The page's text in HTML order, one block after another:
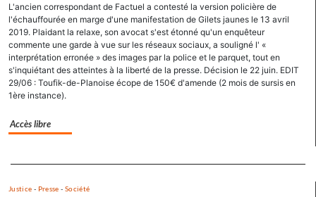
le
titre
»
dans
L'ancien correspondant de Factuel a contesté la version policière de
l'échauffourée en marge d'une manifestation de Gilets jaunes le 13 avril
2019. Plaidant la relaxe, son avocat s'est étonné qu'un enquêteur
commente une garde à vue sur les réseaux sociaux, a souligné l' «
interprétation erronée » des images par la police et le parquet, tout en
s'inquiétant des atteintes à la liberté de la presse. Décision le 22 juin. EDIT
29/06 : Toufik-de-Planoise écope de 150€ d'amende (2 mois de sursis en
1ère instance).
Accès libre
Justice - Presse - Société